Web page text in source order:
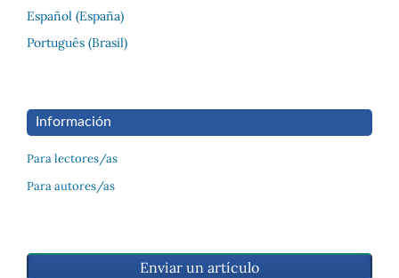
Español (España)
Português (Brasil)
Información
Para lectores/as
Para autores/as
Enviar un artículo